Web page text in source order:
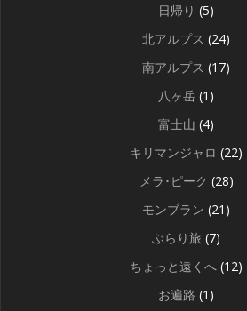
日帰り (5)
北アルプス (24)
南アルプス (17)
八ヶ岳 (1)
富士山 (4)
キリマンジャロ (22)
メラ･ピーク (28)
モンブラン (21)
ぶらり旅 (7)
ちょっと遠くへ (12)
お遍路 (1)